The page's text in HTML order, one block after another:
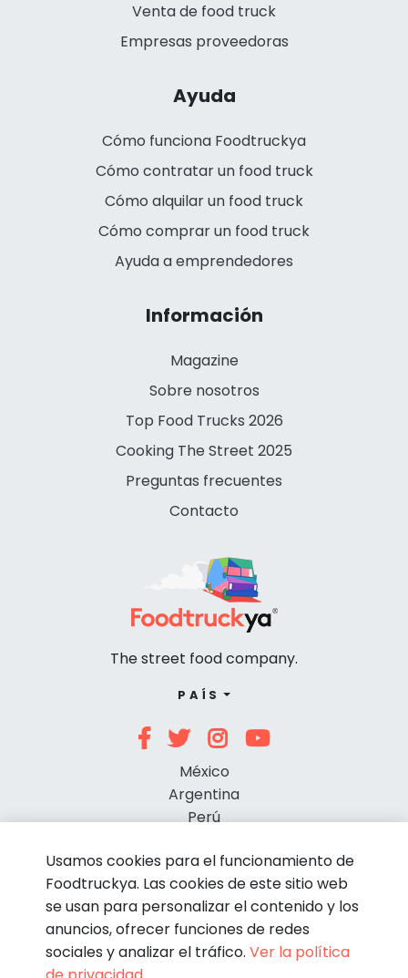
Venta de food truck
Empresas proveedoras
Ayuda
Cómo funciona Foodtruckya
Cómo contratar un food truck
Cómo alquilar un food truck
Cómo comprar un food truck
Ayuda a emprendedores
Información
Magazine
Sobre nosotros
Top Food Trucks 2026
Cooking The Street 2025
Preguntas frecuentes
Contacto
The street food company.
PAÍS
México
Argentina
Perú
Usamos cookies para el funcionamiento de
Foodtruckya. Las cookies de este sitio web
se usan para personalizar el contenido y los
anuncios, ofrecer funciones de redes
sociales y analizar el tráfico. Ver la política